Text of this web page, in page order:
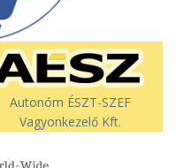
Autonóm ÉSZT-SZEF
Vagyonkezelő Kft.